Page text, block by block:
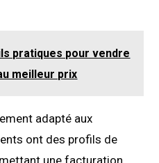
pratiques pour vendre
meilleur prix
adapté aux
ont des profils de
une facturation